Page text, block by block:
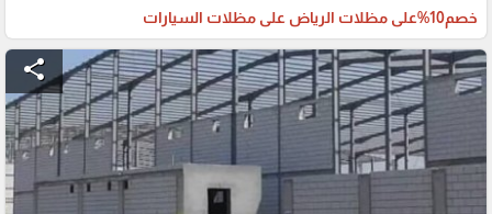
خصم10%على مظلات الرياض على مظلات السيارات
share